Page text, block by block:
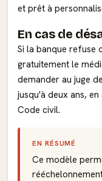
et prêt à
En cas de
Si la banque refuse
gratuitement le
demander au juge
jusqu'à deux ans,
Code civil.
EN RÉSUMÉ
Ce modèle